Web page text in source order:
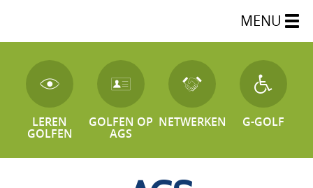
MENU
LEREN
GOLFEN
GOLFEN OP
AGS
NETWERKEN G-GOLF